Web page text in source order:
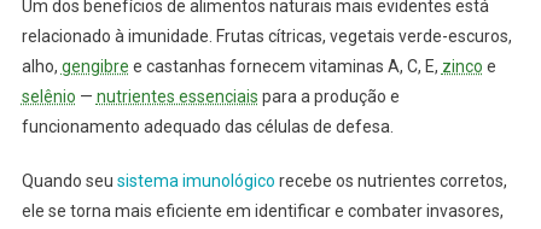
Um dos benefícios de alimentos naturais mais evidentes está
relacionado à imunidade. Frutas cítricas, vegetais verde-escuros,
alho, gengibre e castanhas fornecem vitaminas A, C, E, zinco e
selênio — nutrientes essenciais para a produção e
funcionamento adequado das células de defesa.
Quando seu sistema imunológico recebe os nutrientes corretos,
ele se torna mais eficiente em identificar e combater invasores,